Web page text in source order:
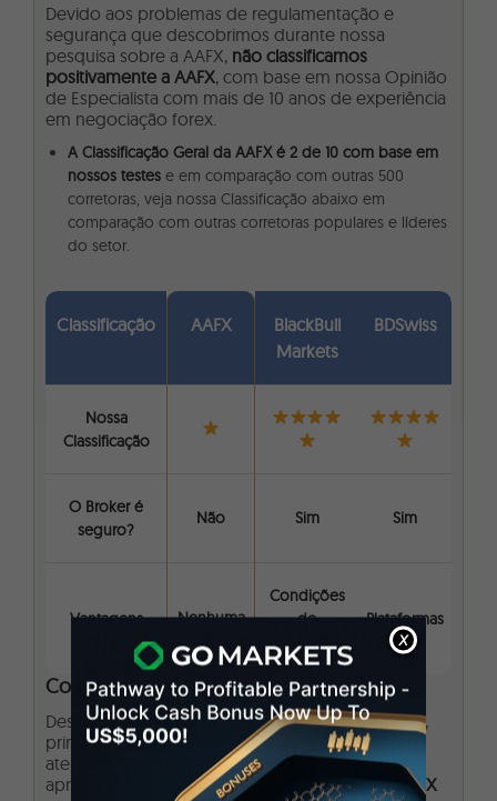
Devido aos problemas de regulamentação e
segurança que descobrimos durante nossa
pesquisa sobre a AAFX, não classificamos
positivamente a AAFX, com base em nossa Opinião
de Especialista com mais de 10 anos de experiência
em negociação forex.
A Classificação Geral da AAFX é 2 de 10 com base em
nossos testes e em comparação com outras 500
corretoras, veja nossa Classificação abaixo em
comparação com outras corretoras populares e líderes
do setor.
Classificação AAFX
BlackBull
Markets
BDSwiss
Nossa
Classificação
O Broker é
seguro?
Não Sim Sim
Vantagens Nenhuma
Condições
de
Negociação
Plataformas
Corretoras Alternativas àAAFX
Descobrimos que a AAFXtem muitos problemas,
principalmente em relação à sua segurança e
atendimento ao cliente. Por esse motivo,
apresentamos Alternativas muito melhores àAAFX
X